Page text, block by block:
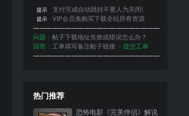
提示 支付完成自动跳转不要人为关闭!
提示
VIP会员免购买下载全站所有资源
————————————————————
问题： 帖子下载地址失效或错误怎么办？
回答： 工单填写备注帖子链接 ﹥提交工单
————————————————————
热门推荐
恐怖电影《完美伴侣》解说